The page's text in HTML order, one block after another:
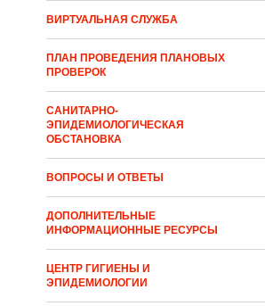
ВИРТУАЛЬНАЯ СЛУЖБА
ПЛАН ПРОВЕДЕНИЯ ПЛАНОВЫХ
ПРОВЕРОК
САНИТАРНО-
ЭПИДЕМИОЛОГИЧЕСКАЯ
ОБСТАНОВКА
ВОПРОСЫ И ОТВЕТЫ
ДОПОЛНИТЕЛЬНЫЕ
ИНФОРМАЦИОННЫЕ РЕСУРСЫ
ЦЕНТР ГИГИЕНЫ И
ЭПИДЕМИОЛОГИИ